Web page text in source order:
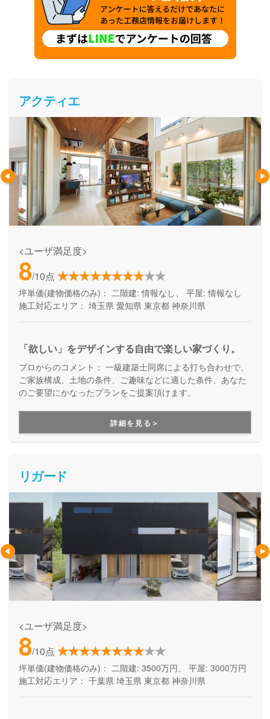
アクティエ
<ユーザ満足度>
8/10点
坪単価(建物価格のみ)： 二階建: 情報なし、 平屋: 情報なし
施工対応エリア： 埼玉県 愛知県 東京都 神奈川県
「欲しい」をデザインする自由で楽しい家づくり。
プロからのコメント： 一級建築士同席による打ち合わせで、
ご家族構成、土地の条件、ご趣味などに適した条件、あなた
のご要望にかなったプランをご提案頂けます。
詳細を見る＞
リガード
<ユーザ満足度>
8/10点
坪単価(建物価格のみ)： 二階建: 3500万円、 平屋: 3000万円
施工対応エリア： 千葉県 埼玉県 東京都 神奈川県